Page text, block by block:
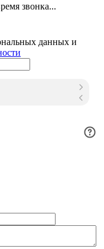
звонка...
данных и